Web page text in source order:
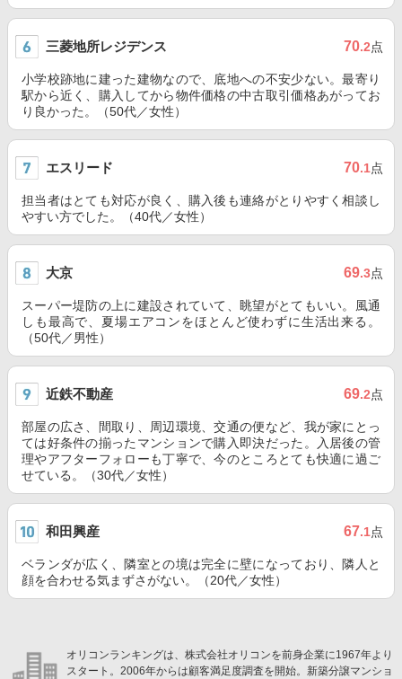
三菱地所レジデンス 70.2点
小学校跡地に建った建物なので、底地への不安少ない。最寄り
駅から近く、購入してから物件価格の中古取引価格あがってお
り良かった。（50代／女性）
エスリード 70.1点
担当者はとても対応が良く、購入後も連絡がとりやすく相談し
やすい方でした。（40代／女性）
大京 69.3点
スーパー堤防の上に建設されていて、眺望がとてもいい。風通
しも最高で、夏場エアコンをほとんど使わずに生活出来る。
（50代／男性）
近鉄不動産 69.2点
部屋の広さ、間取り、周辺環境、交通の便など、我が家にとっ
ては好条件の揃ったマンションで購入即決だった。入居後の管
理やアフターフォローも丁寧で、今のところとても快適に過ご
せている。（30代／女性）
和田興産 67.1点
ベランダが広く、隣室との境は完全に壁になっており、隣人と
顔を合わせる気まずさがない。（20代／女性）
オリコンランキングは、株式会社オリコンを前身企業に1967年より
スタート。2006年からは顧客満足度調査を開始。新築分譲マンショ